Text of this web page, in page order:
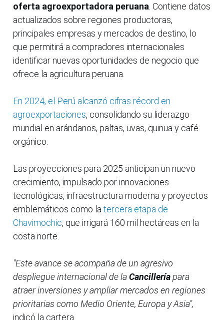
oferta agroexportadora peruana . Contiene datos
actualizados sobre regiones productoras,
principales empresas y mercados de destino, lo
que permitirá a compradores internacionales
identificar nuevas oportunidades de negocio que
ofrece la agricultura peruana.
En 2024, el Perú alcanzó cifras récord en
agroexportaciones, consolidando su liderazgo
mundial en arándanos, paltas, uvas, quinua y café
orgánico.
Las proyecciones para 2025 anticipan un nuevo
crecimiento, impulsado por innovaciones
tecnológicas, infraestructura moderna y proyectos
emblemáticos como la tercera etapa de
Chavimochic, que irrigará 160 mil hectáreas en la
costa norte.
"Este avance se acompaña de un agresivo
despliegue internacional de laCancilleríapara
atraer inversiones y ampliar mercados en regiones
prioritarias como Medio Oriente, Europa y Asia",
indicó la cartera.